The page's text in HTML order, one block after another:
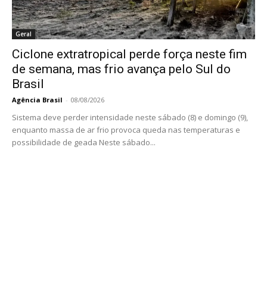
Geral
Ciclone extratropical perde força neste fim
de semana, mas frio avança pelo Sul do
Brasil
Agência Brasil - 08/08/2026
Sistema deve perder intensidade neste sábado (8) e domingo (9),
enquanto massa de ar frio provoca queda nas temperaturas e
possibilidade de geada Neste sábado...